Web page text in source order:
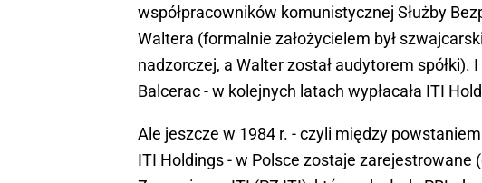
współpracowników komunistycznej Służby
Waltera (formalnie założycielem był
nadzorczej, a Walter został audytorem spółki).
Balcerac - w kolejnych latach wypłacała ITI
Ale jeszcze w 1984 r. - czyli między
ITI Holdings - w Polsce zostaje